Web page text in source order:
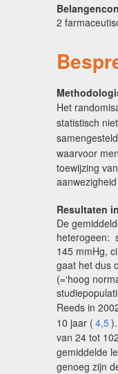
2
Het
statistisch
waarvoor
toewijzing
Resultaten
De
heterogeen:
145 mmHg,
gaat het dus
(=‘hoog
Reeds in
10 jaar ( 4,5
van 24 tot
gemiddelde
genoeg zijn